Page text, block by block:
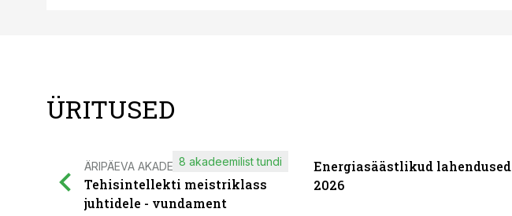
ÜRITUSED
ÄRIPÄEVA AKADEEMIA
Tehisintellekti meistriklass
juhtidele - vundament
8 akadeemilist tundi
Energiasäästlikud lahendused
2026